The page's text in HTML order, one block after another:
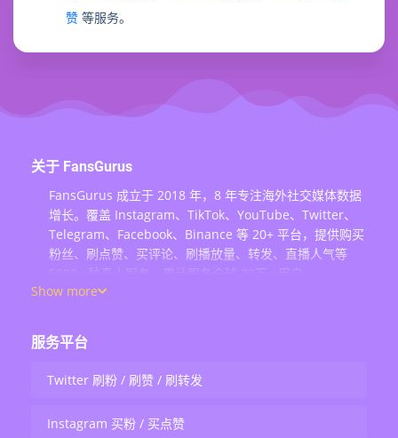
赞 等服务。
关于 FansGurus
FansGurus 成立于 2018 年，8 年专注海外社交媒体数据
增长。覆盖 Instagram、TikTok、YouTube、Twitter、
Telegram、Facebook、Binance 等 20+ 平台，提供购买
粉丝、刷点赞、买评论、刷播放量、转发、直播人气等
5000+ 种真人服务，累计服务全球 20万+ 用户。
Show more
服务平台
Twitter 刷粉 / 刷赞 / 刷转发
Instagram 买粉 / 买点赞